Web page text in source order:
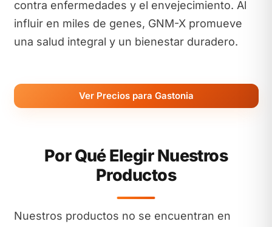
contra enfermedades y el envejecimiento. Al
influir en miles de genes, GNM-X promueve
una salud integral y un bienestar duradero.
Ver Precios para Gastonia
Por Qué Elegir Nuestros
Productos
Nuestros productos no se encuentran en